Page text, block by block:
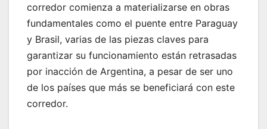
corredor comienza a materializarse en obras
fundamentales como el puente entre Paraguay
y Brasil, varias de las piezas claves para
garantizar su funcionamiento están retrasadas
por inacción de Argentina, a pesar de ser uno
de los países que más se beneficiará con este
corredor.